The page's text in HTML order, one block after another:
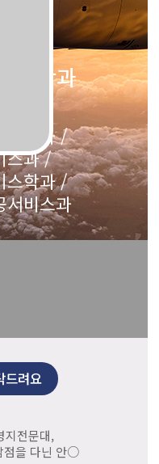
광학과
스학과 /
스과 /
스학과 /
서비스과
드려요
지전문대,
점을 다닌 안○